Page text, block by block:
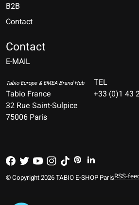
B2B
Contact
Contact
E-MAIL
Tabio Europe & EMEA Brand Hub
Tabio France
32 Rue Saint-Sulpice
75006 Paris
TEL
+33 (0)1 43
© Copyright 2026 TABIO E-SHOP ParisRSS-